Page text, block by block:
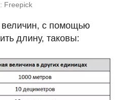
Freepick
с помощью
длину, таковы: